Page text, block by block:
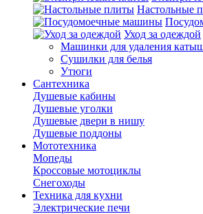
Настольные
Уход за одеждой
Машинки для удаления
Сушилки для белья
Утюги
Сантехника
Душевые кабины
Душевые уголки
Душевые двери в нишу
Душевые поддоны
Мототехника
Мопеды
Кроссовые мотоциклы
Снегоходы
Техника для кухни
Электрические печи